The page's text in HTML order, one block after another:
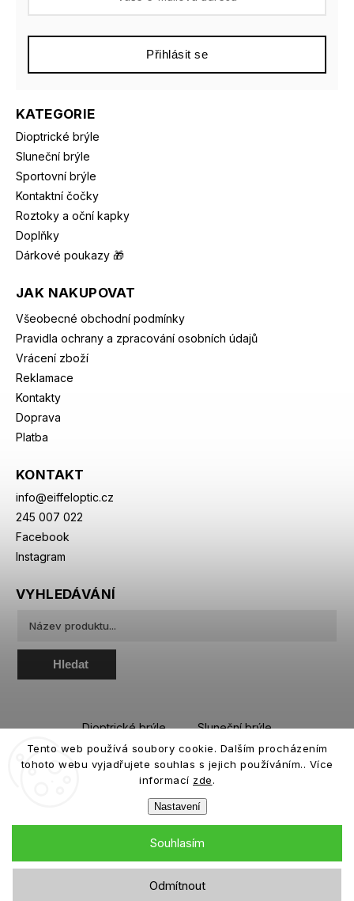
Tento web používá soubory cookie. Dalším procházením
tohoto webu vyjadřujete souhlas s jejich používáním.. Více
informací zde.
Nastavení
Odmítnout
Souhlasím
KATEGORIE
Dioptrické brýle
Sluneční brýle
Sportovní brýle
Kontaktní čočky
Roztoky a oční kapky
Doplňky
Dárkové poukazy 🎁
JAK NAKUPOVAT
Všeobecné obchodní podmínky
Pravidla ochrany a zpracování osobních údajů
Vrácení zboží
Reklamace
Kontakty
Doprava
Platba
KONTAKT
info@eiffeloptic.cz
245 007 022
Facebook
Instagram
Přihlásit se
VYHLEDÁVÁNÍ
Hledat
Dioptrické brýle
Sluneční brýle
Sportovní brýle
Kontaktní čočky
Roztoky a oční kapky
Copyright 2026eiffeloptic.cz. Všechna práva vyhrazena.